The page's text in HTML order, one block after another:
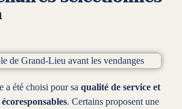
a été choisi pour sa qualité de service et
. Certains proposent une